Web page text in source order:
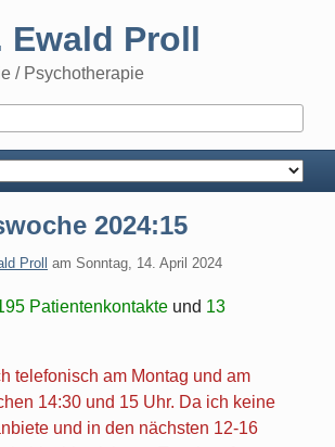
Ewald Proll
/ Psychotherapie
2024:15
Proll am Sonntag, 14. April 2024
Patientenkontakte und 13
telefonisch am Montag und am
14:30 und 15 Uhr. Da ich keine
und in den nächsten 12-16